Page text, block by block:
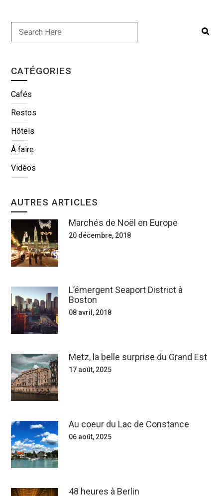
CATÉGORIES
Cafés
Restos
Hôtels
À faire
Vidéos
AUTRES ARTICLES
Marchés de Noël en Europe
20 décembre, 2018
L’émergent Seaport District à
Boston
08 avril, 2018
Metz, la belle surprise du Grand Est
17 août, 2025
Au coeur du Lac de Constance
06 août, 2025
48 heures à Berlin